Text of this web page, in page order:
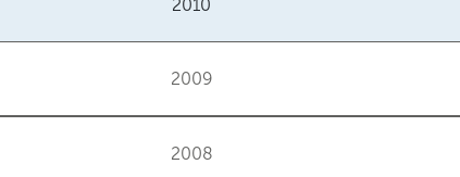
2010
2009
2008